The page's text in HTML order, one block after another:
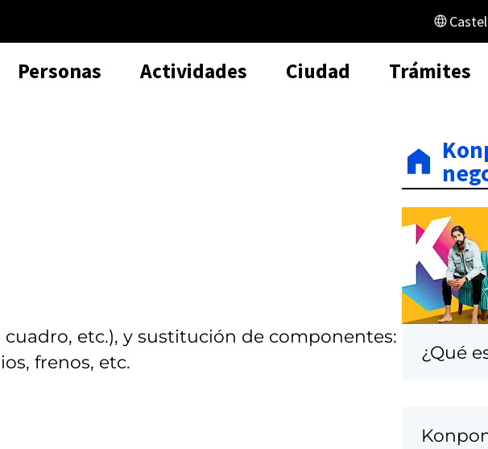
Personas Actividades Ciudad Trámites
etc.), y sustitución de componentes:
frenos, etc.
¿Qué